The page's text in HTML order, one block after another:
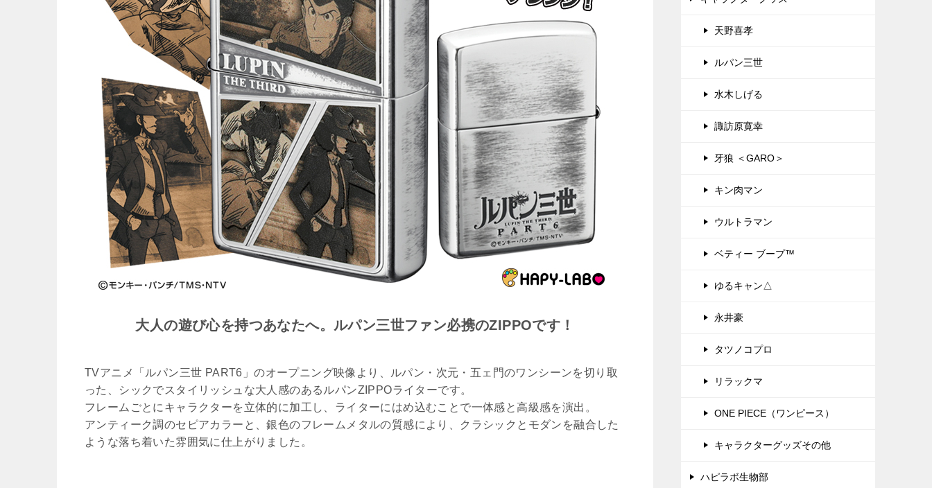
大人の遊び心を持つあなたへ。ルパン三世ファン必携のZIPPOです！
TVアニメ「ルパン三世 PART6」のオープニング映像より、ルパン・次元・五ェ門のワンシーンを切り取
った、シックでスタイリッシュな大人感のあるルパンZIPPOライターです。
フレームごとにキャラクターを立体的に加工し、ライターにはめ込むことで一体感と高級感を演出。
アンティーク調のセピアカラーと、銀色のフレームメタルの質感により、クラシックとモダンを融合した
ような落ち着いた雰囲気に仕上がりました。
天野喜孝
ルパン三世
水木しげる
諏訪原寛幸
牙狼 ＜GARO＞
キン肉マン
ウルトラマン
ベティー ブープ™
ゆるキャン△
永井豪
タツノコプロ
リラックマ
ONE PIECE（ワンピース）
キャラクターグッズその他
ハピラボ生物部